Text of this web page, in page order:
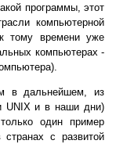
программы, этот
компьютерной
тому времени уже
компьютерах -
в дальнейшем, из
UNIX и в наши дни)
один пример
с развитой